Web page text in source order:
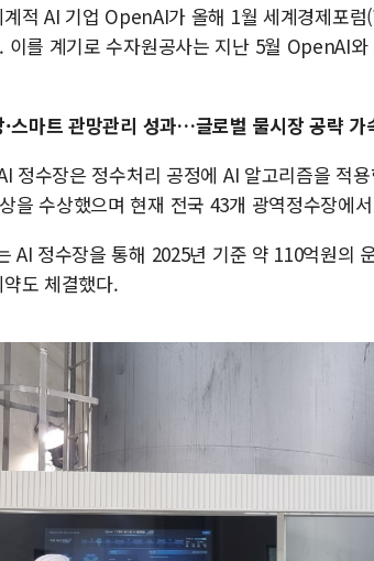
적 AI 기업 OpenAI가 올해 1월 세계경제포
이를 계기로 수자원공사는 지난 5월 OpenAI
스마트 관망관리 성과…글로벌 물시장 공략 가
정수장은 정수처리 공정에 AI 알고리즘을 적
을 수상했으며 현재 전국 43개 광역정수장에
AI 정수장을 통해 2025년 기준 약 110억원의
도 체결했다.